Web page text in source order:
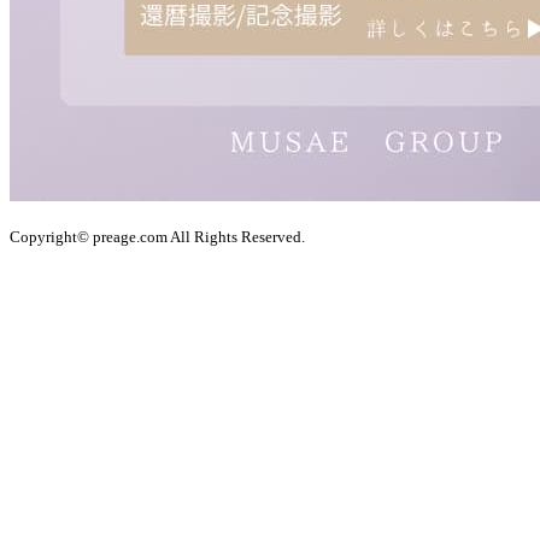
Copyright© preage.com All Rights Reserved.